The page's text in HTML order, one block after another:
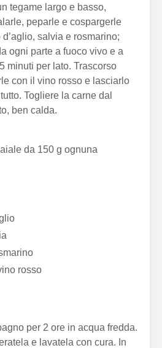
tegame largo e basso,
peparle e cospargerle
salvia e rosmarino;
ogni parte a fuoco vivo e a
minuti per lato. Trascorso
con il vino rosso e lasciarlo
Togliere la carne dal
ben calda.
da 150 g ognuna
rosso
per 2 ore in acqua fredda.
e lavatela con cura. In